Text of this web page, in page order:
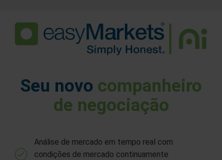
Seu novo companheiro
de negociação
Análise de mercado em tempo real com
condições de mercado continuamente